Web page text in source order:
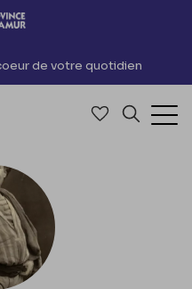
contenu
de votre quotidien
Accéder à